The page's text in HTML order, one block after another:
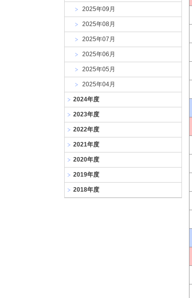
2025年09月
2025年08月
2025年07月
2025年06月
2025年05月
2025年04月
2024年度
2023年度
2022年度
2021年度
2020年度
2019年度
2018年度